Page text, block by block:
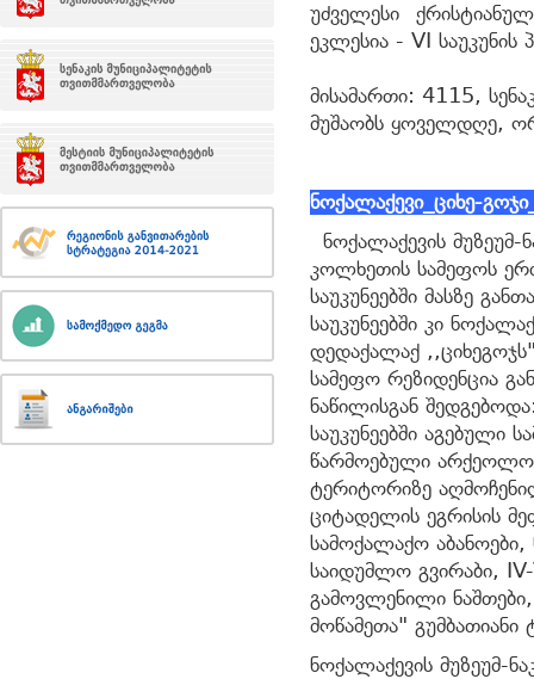
უძველესი
ეკლესია - VI საუკუნის
მისამართი: 4115,
მუშაობს ყოველდღე,
ნოქალაქევი_ ციხე-გოჯი
ნოქალაქევის
კოლხეთის სამეფოს
საუკუნეებში მასზე
საუკუნეებში კი
დედაქალაქ
სამეფო რეზიდენცია
ნაწილისგან
საუკუნეებში აგებული
წარმოებული
ტერიტორიზე
ციტადელის ეგრისის
სამოქალაქო
საიდუმლო გვირაბი,
გამოვლენილი
მოწამეთა"
ნოქალაქევის მუზეუმ-